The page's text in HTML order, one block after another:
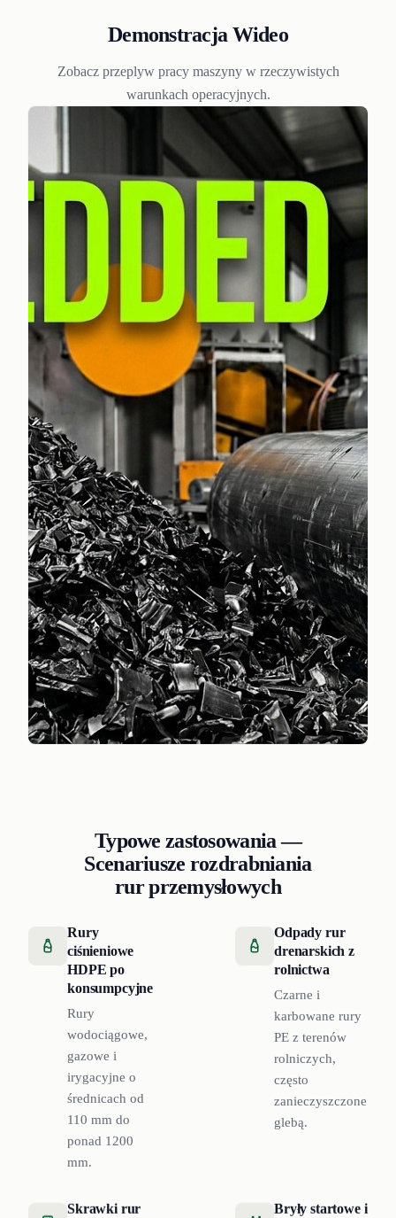
Demonstracja Wideo
Zobacz przeplyw pracy maszyny w rzeczywistych
warunkach operacyjnych.
Typowe zastosowania —
Scenariusze rozdrabniania
rur przemysłowych
Rury
ciśnieniowe
HDPE po
konsumpcyjne
Rury
wodociągowe,
gazowe i
irygacyjne o
średnicach od
110 mm do
ponad 1200
mm.
Odpady rur
drenarskich z
rolnictwa
Czarne i
karbowane rury
PE z terenów
rolniczych,
często
zanieczyszczone
glebą.
Skrawki rur
Bryły startowe i